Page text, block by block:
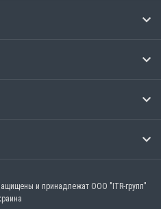
и принадлежат ООО "ITR-групп"